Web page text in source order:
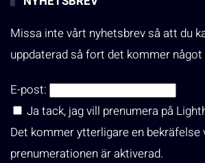
Missa inte vårt nyhetsbrev så att du
uppdaterad så fort det kommer
E-post:
Ja tack, jag vill prenumera på
Det kommer ytterligare en bekräfelse
prenumerationen är aktiverad.